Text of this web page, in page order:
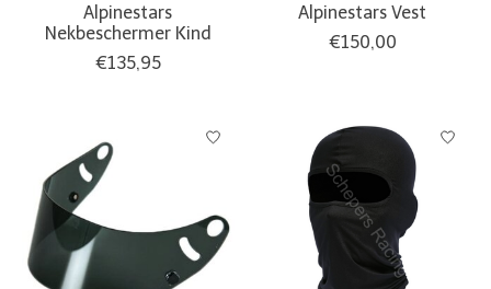
Alpinestars
Nekbeschermer Kind
€135,95
Alpinestars Vest
€150,00